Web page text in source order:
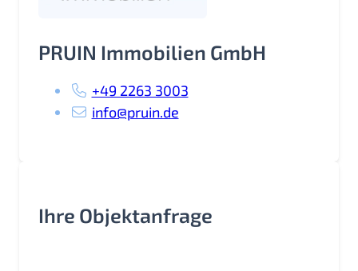
PRUIN Immobilien GmbH
+49 2263 3003
info@pruin.de
Ihre Objektanfrage